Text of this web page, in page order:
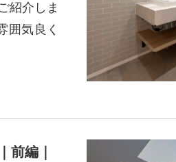
紹介しま
囲気良く
前編｜